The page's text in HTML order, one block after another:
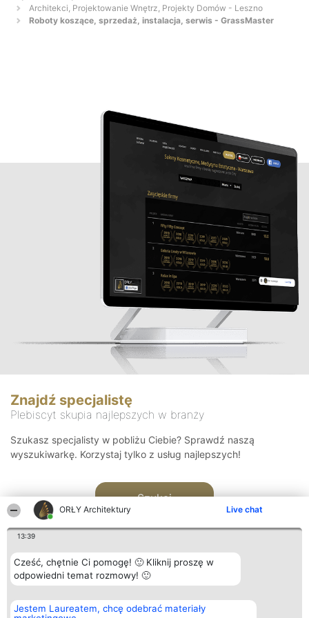
ORŁY Architektury Live chat
13:39
Cześć, chętnie Ci pomogę! 🙂 Kliknij proszę w
odpowiedni temat rozmowy! 🙂
Jestem Laureatem, chcę odebrać materiały
Architekci, Projektowanie Wnętrz, Projekty Domów - Leszno
Roboty koszące, sprzedaż, instalacja, serwis - GrassMaster
Znajdź specjalistę
Plebiscyt skupia najlepszych w branży
Szukasz specjalisty w pobliżu Ciebie? Sprawdź naszą
wyszukiwarkę. Korzystaj tylko z usług najlepszych!
Szukaj
Organizator plebiscytu
Bright Side Solutions sp. z o.
Plebiscyt
Laureaci
Kontakt
Kontakt